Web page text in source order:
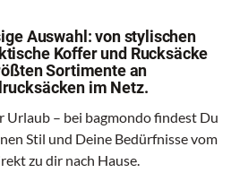
Auswahl: von stylischen
Koffer und Rucksäcke
Sortimente an
im Netz.
Urlaub – bei bagmondo findest Du
Stil und Deine Bedürfnisse vom
zu dir nach Hause.